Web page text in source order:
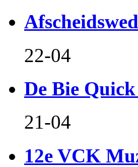
22-04
De Bie
21-04
12e VCK